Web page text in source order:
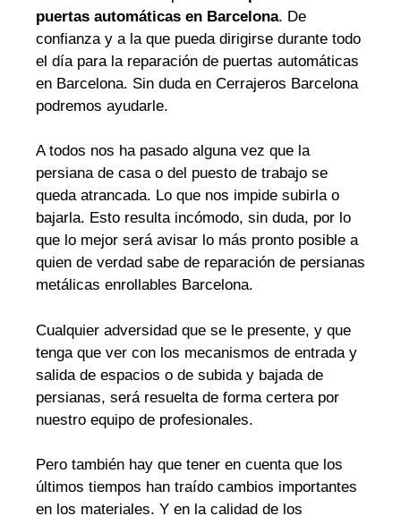
puertas automáticas en Barcelona. De
confianza y a la que pueda dirigirse durante todo
el día para la reparación de puertas automáticas
en Barcelona. Sin duda en Cerrajeros Barcelona
podremos ayudarle.
A todos nos ha pasado alguna vez que la
persiana de casa o del puesto de trabajo se
queda atrancada. Lo que nos impide subirla o
bajarla. Esto resulta incómodo, sin duda, por lo
que lo mejor será avisar lo más pronto posible a
quien de verdad sabe de reparación de persianas
metálicas enrollables Barcelona.
Cualquier adversidad que se le presente, y que
tenga que ver con los mecanismos de entrada y
salida de espacios o de subida y bajada de
persianas, será resuelta de forma certera por
nuestro equipo de profesionales.
Pero también hay que tener en cuenta que los
últimos tiempos han traído cambios importantes
en los materiales. Y en la calidad de los